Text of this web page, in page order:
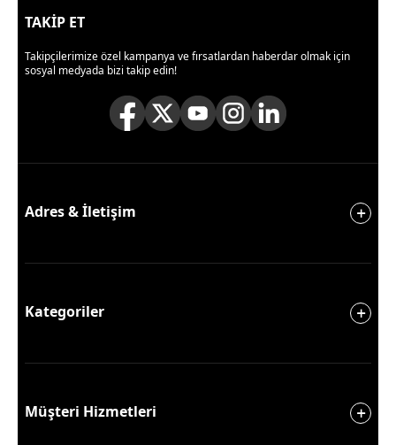
TAKİP ET
Takipçilerimize özel kampanya ve fırsatlardan haberdar olmak için
sosyal medyada bizi takip edin!
Adres & İletişim
Kategoriler
Müşteri Hizmetleri